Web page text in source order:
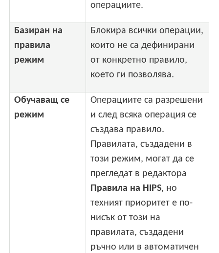
операциите.
Базиран на
правила
режим
Блокира всички операции,
които не са дефинирани
от конкретно правило,
което ги позволява.
Обучаващ се
режим
Операциите са разрешени
и след всяка операция се
създава правило.
Правилата, създадени в
този режим, могат да се
прегледат в редактора
Правила на HIPS, но
техният приоритет е по-
нисък от този на
правилата, създадени
ръчно или в автоматичен